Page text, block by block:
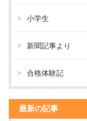
小学生
新聞記事より
合格体験記
最新の記事